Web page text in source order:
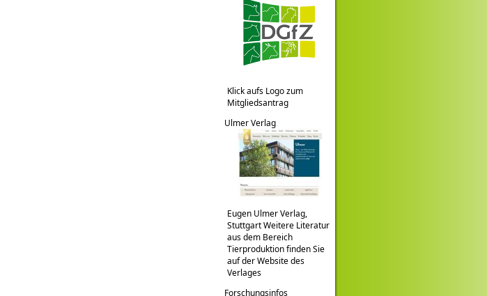
Klick aufs Logo zum
Mitgliedsantrag
Ulmer Verlag
Eugen Ulmer Verlag,
Stuttgart Weitere Literatur
aus dem Bereich
Tierproduktion finden Sie
auf der Website des
Verlages
Forschungsinfos